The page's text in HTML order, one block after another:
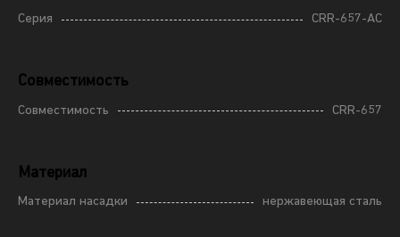
Серия CRR-657-AC
Совместимость
Совместимость CRR-657
Материал
Материал насадки нержавеющая сталь